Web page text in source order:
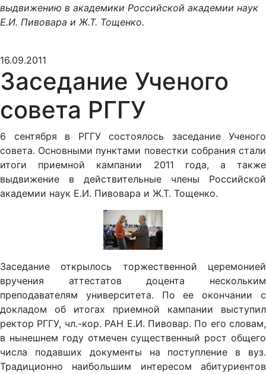
выдвижению в академики Российской академии наук
Е.И. Пивовара и Ж.Т. Тощенко.
16.09.2011
Заседание Ученого
совета РГГУ
6 сентября в РГГУ состоялось заседание Ученого
совета. Основными пунктами повестки собрания стали
итоги приемной кампании 2011 года, а также
выдвижение в действительные члены Российской
академии наук Е.И. Пивовара и Ж.Т. Тощенко.
Заседание открылось торжественной церемонией
вручения аттестатов доцента нескольким
преподавателям университета. По ее окончании с
докладом об итогах приемной кампании выступил
ректор РГГУ, чл.-кор. РАН Е.И. Пивовар. По его словам,
в нынешнем году отмечен существенный рост общего
числа подавших документы на поступление в вуз.
Традиционно наибольшим интересом абитуриентов